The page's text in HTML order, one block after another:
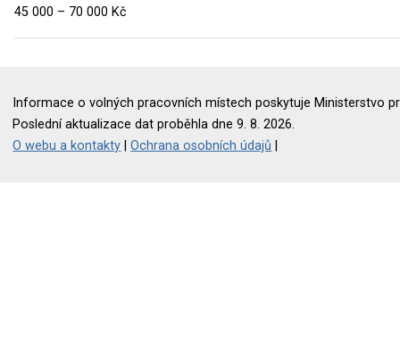
45 000 – 70 000 Kč
Informace o volných pracovních místech poskytuje Ministerstvo
Poslední aktualizace dat proběhla dne 9. 8. 2026.
O webu a kontakty |Ochrana osobních údajů